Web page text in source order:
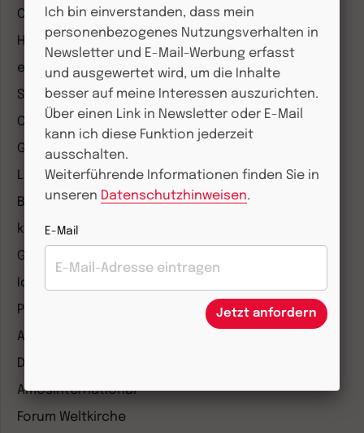
CHRIST IN DER GEGENWART
Herder Korrespondenz
einfach leben
Stimmen der Zeit
COMMUNIO
Gemeinsam Glauben
Lebensspuren
Bibel lesen
kunst und kirche
Gottesdienst
Ideenwerkstatt Gottesdienste
Pastoralblätter
Anzeiger für die Seelsorge
Diakonia
Amosinternational
Forum Weltkirche
Ich bin einverstanden, dass mein
personenbezogenes Nutzungsverhalten in
Newsletter und E-Mail-Werbung erfasst
und ausgewertet wird, um die Inhalte
besser auf meine Interessen auszurichten.
Über einen Link in Newsletter oder E-Mail
kann ich diese Funktion jederzeit
ausschalten.
Weiterführende Informationen finden Sie in
unseren Datenschutzhinweisen.
E-Mail
Jetzt anfordern